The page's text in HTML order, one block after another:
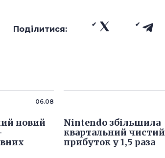
Поділитися:
06.08
новий
Nintendo збільшила
квартальний чистий
прибуток у 1,5 раза